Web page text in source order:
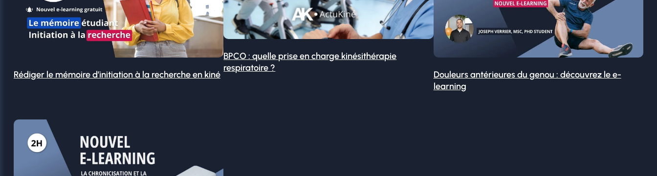
Rédiger le mémoire d’initiation à la recherche en kiné
BPCO : quelle prise en charge kinésithérapie
respiratoire ?
Douleurs antérieures du genou : découvrez le e-
learning